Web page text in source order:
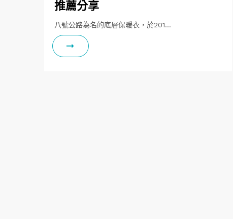
推薦分享
八號公路為名的底層保暖衣，於201…